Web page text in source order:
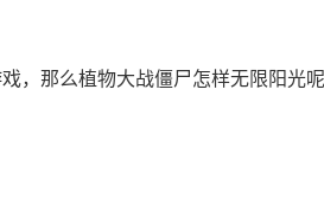
，那么植物大战僵尸怎样无限阳光呢